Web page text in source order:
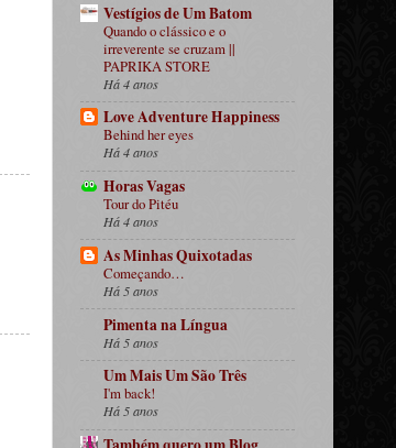
Vestígios de Um Batom
Quando o clássico e o
irreverente se cruzam ||
PAPRIKA STORE
Há 4 anos
Love Adventure Happiness
Behind her eyes
Há 4 anos
Horas Vagas
Tour do Pitéu
Há 4 anos
As Minhas Quixotadas
Começando…
Há 5 anos
Pimenta na Língua
Há 5 anos
Um Mais Um São Três
I'm back!
Há 5 anos